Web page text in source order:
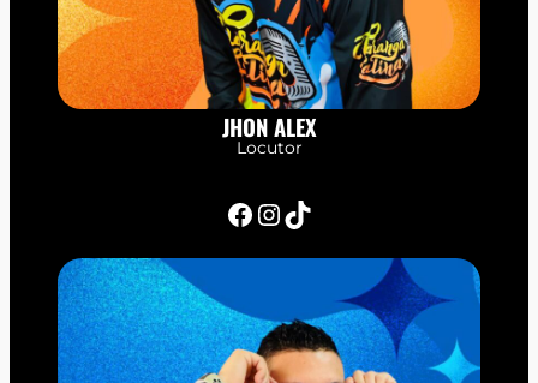
JHON ALEX
Locutor
Facebook InstagramTikTok